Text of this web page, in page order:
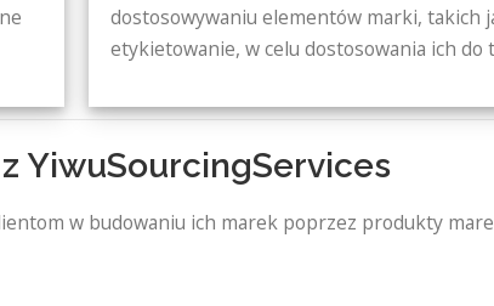
dostosowywaniu elementów marki, takich
etykietowanie, w celu dostosowania ich do
YiwuSourcingServices
w budowaniu ich marek poprzez produkty